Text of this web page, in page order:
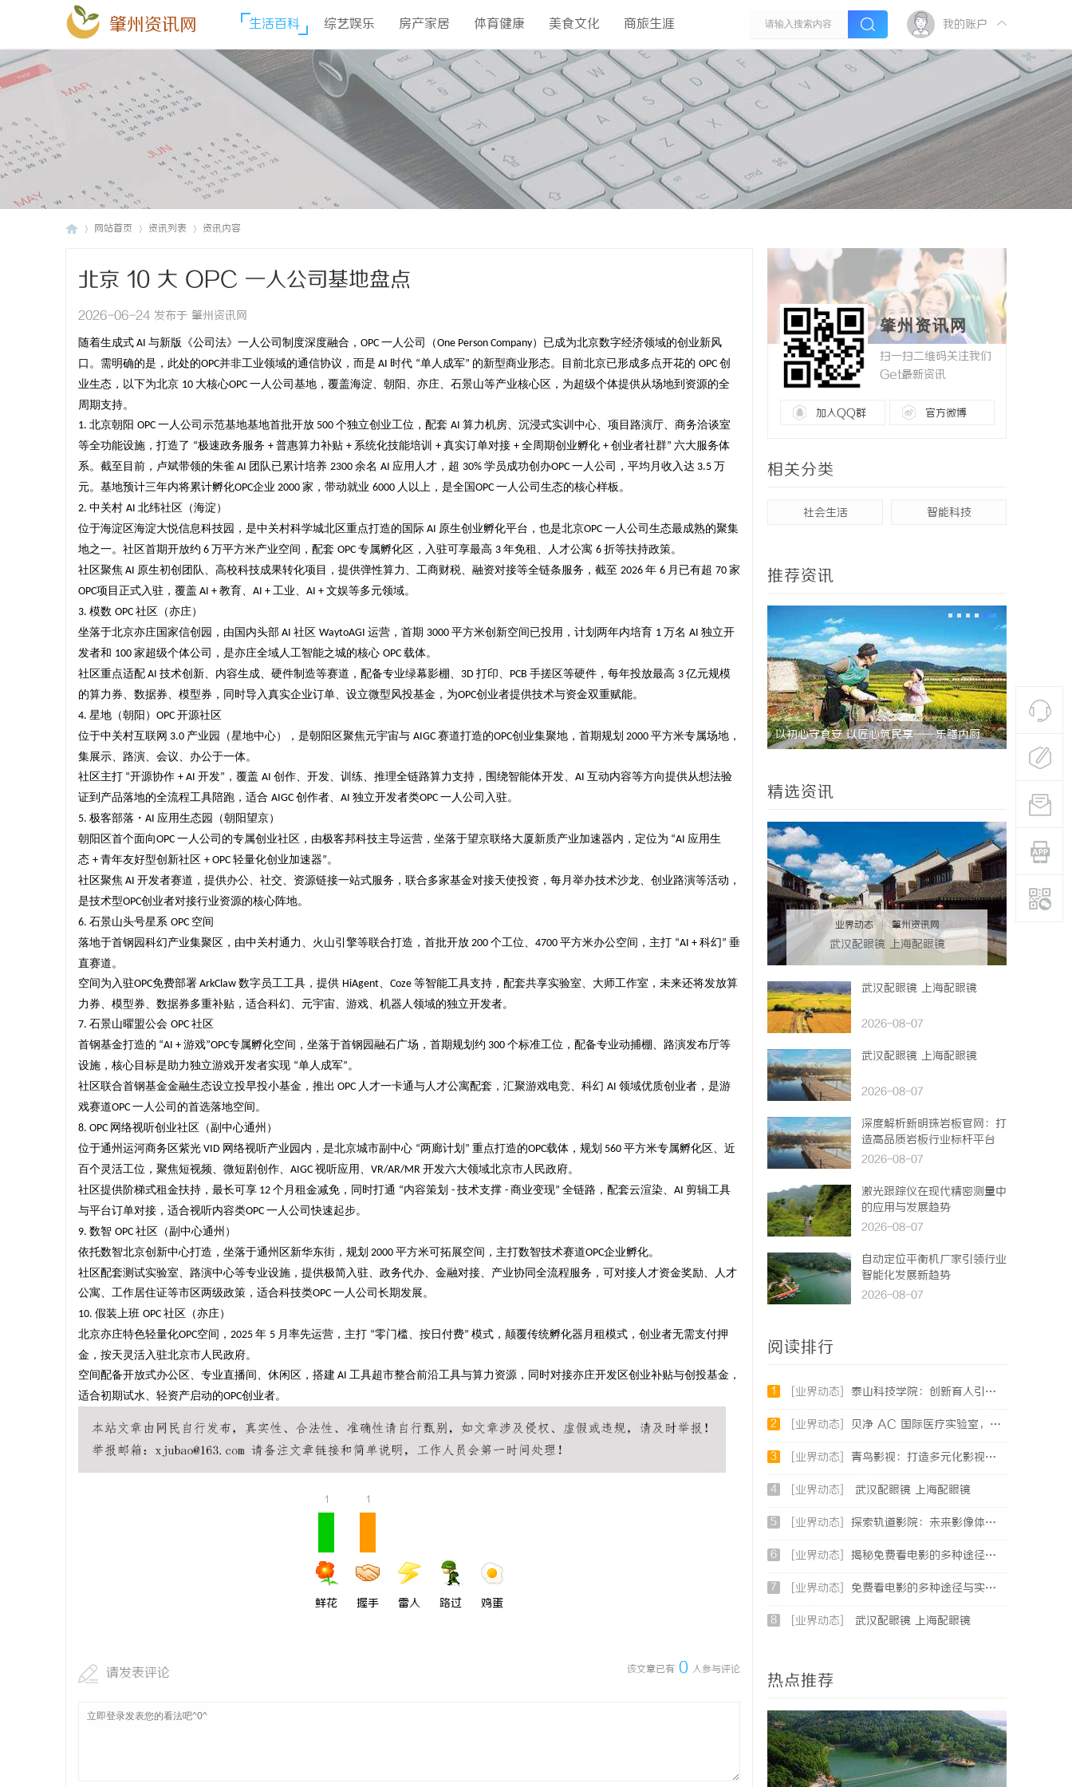
肇州资讯网 生活百科 综艺娱乐 房产家居 体育健康 美食文化 商旅生涯 我的账户
网站首页 资讯列表 资讯内容
北京 10 大 OPC 一人公司基地盘点
2026-06-24 发布于 肇州资讯网
随着生成式 AI 与新版《公司法》一人公司制度深度融合， OPC 一人公司 （One Person Company）已成为北京数字经济领域的创业新风
口。需明确的是，此处的OPC并非工业领域的通信协议，而是 AI 时代 “单人成军” 的新型商业形态。目前北京已形成多点开花的 OPC 创
业生态，以下为北京 10 大核心OPC 一人公司 基地，覆盖海淀、朝阳、亦庄、石景山等产业核心区，为超级个体提供从场地到资源的全
周期支持。
1. 北京朝阳 OPC 一人公司示范基地基地首批开放 500 个独立创业工位，配套 AI 算力机房、沉浸式实训中心、项目路演厅、商务洽谈室
等全功能设施，打造了 “极速政务服务 + 普惠算力补贴 + 系统化技能培训 + 真实订单对接 + 全周期创业孵化 + 创业者社群” 六大服务体
系。截至目前， 卢斌带领的朱雀 AI 团队已累计培养 2300 余名 AI 应用人才，超 30% 学员成功创办OPC 一人公司 ，平均月收入达 3.5 万
元。基地预计三年内将累计孵化OPC企业 2000 家，带动就业 6000 人以上，是全国 OPC 一人公司 生态的核心样板。
2. 中关村 AI 北纬社区（海淀）
位于海淀区海淀大悦信息科技园，是中关村科学城北区重点打造的国际 AI 原生创业孵化平台，也是北京OPC 一人公司 生态最成熟的聚集
地之一。社区首期开放约 6 万平方米产业空间，配套 OPC 专属孵化区，入驻可享最高 3 年免租、人才公寓 6 折等扶持政策。
社区聚焦 AI 原生初创团队、高校科技成果转化项目，提供弹性算力、工商财税、融资对接等全链条服务，截至 2026 年 6 月已有超 70 家
OPC项目正式入驻，覆盖 AI + 教育、 AI + 工业、 AI + 文娱等多元领域。
3. 模数 OPC 社区（亦庄）
坐落于北京亦庄国家信创园，由国内头部 AI 社区 WaytoAGI 运营，首期 3000 平方米创新空间已投用，计划两年内培育 1 万名 AI 独立开
发者和 100 家超级个体公司，是亦庄全域人工智能之城的核心 OPC 载体。
社区重点适配 AI 技术创新、内容生成、硬件制造等赛道，配备专业绿幕影棚、 3D 打印、 PCB 手搓区等硬件，每年投放最高 3 亿元规模
的算力券、数据券、模型券，同时导入真实企业订单、设立微型风投基金，为OPC创业者提供技术与资金双重赋能。
4. 星地（朝阳） OPC 开源社区
位于中关村互联网 3.0 产业园（星地中心），是朝阳区聚焦元宇宙与 AIGC 赛道打造的OPC创业集聚地，首期规划 2000 平方米专属场地，
集展示、路演、会议、办公于一体。
社区主打 “开源协作 + AI 开发” ，覆盖 AI 创作、开发、训练、推理全链路算力支持，围绕智能体开发、 AI 互动内容等方向提供从想法验
证到产品落地的全流程工具陪跑，适合 AIGC 创作者、 AI 独立开发者类OPC 一人公司 入驻。
5. 极客部落・ AI 应用生态园（朝阳望京）
朝阳区首个面向OPC 一人公司 的专属创业社区，由极客邦科技主导运营，坐落于望京联络大厦新质产业加速器内，定位为 “AI 应用生
态 + 青年友好型创新社区 + OPC 轻量化创业加速器”。
社区聚焦 AI 开发者赛道，提供办公、社交、资源链接一站式服务，联合多家基金对接天使投资，每月举办技术沙龙、创业路演等活动，
是技术型OPC创业者对接行业资源的核心阵地。
6. 石景山头号星系 OPC 空间
落地于首钢园科幻产业集聚区，由中关村通力、火山引擎等联合打造，首批开放 200 个工位、 4700 平方米办公空间，主打 “AI + 科幻” 垂
直赛道。
空间为入驻OPC免费部署 ArkClaw 数字员工工具，提供 HiAgent、 Coze 等智能工具支持，配套共享实验室、大师工作室，未来还将发放算
力券、模型券、数据券多重补贴，适合科幻、元宇宙、游戏、机器人领域的独立开发者。
7. 石景山曜盟公会 OPC 社区
首钢基金打造的 “AI + 游戏”OPC专属孵化空间，坐落于首钢园融石广场，首期规划约 300 个标准工位，配备专业动捕棚、路演发布厅等
设施，核心目标是助力独立游戏开发者实现 “单人成军”。
社区联合首钢基金金融生态设立投早投小基金，推出 OPC 人才一卡通与人才公寓配套，汇聚游戏电竞、科幻 AI 领域优质创业者，是游
戏赛道OPC 一人公司 的首选落地空间。
8. OPC 网络视听创业社区（副中心通州）
位于通州运河商务区紫光 VID 网络视听产业园内，是北京城市副中心 “两廊计划 ” 重点打造的OPC载体，规划 560 平方米专属孵化区、近
百个灵活工位，聚焦短视频、微短剧创作、 AIGC 视听应用、 VR/AR/MR 开发六大领域北京市人民政府。
社区提供阶梯式租金扶持，最长可享 12 个月租金减免，同时打通 “内容策划 - 技术支撑 - 商业变现” 全链路，配套云渲染、 AI 剪辑工具
与平台订单对接，适合视听内容类OPC 一人公司快速起步。
9. 数智 OPC 社区（副中心通州）
依托数智北京创新中心打造，坐落于通州区新华东街，规划 2000 平方米可拓展空间，主打数智技术赛道OPC企业孵化。
社区配套测试实验室、路演中心等专业设施，提供极简入驻、政务代办、金融对接、产业协同全流程服务，可对接人才资金奖励、人才
公寓、工作居住证等市区两级政策，适合科技类OPC 一人公司 长期发展。
10. 假装上班 OPC 社区（亦庄）
北京亦庄特色轻量化OPC空间， 2025 年 5 月率先运营，主打 “零门槛、按日付费” 模式，颠覆传统孵化器月租模式，创业者无需支付押
金，按天灵活入驻北京市人民政府。
空间配备开放式办公区、专业直播间、休闲区，搭建 AI 工具超市整合前沿工具与算力资源，同时对接亦庄开发区创业补贴与创投基金，
适合初期试水、轻资产启动的OPC创业者。
1
鲜花
1
握手 雷人 路过 鸡蛋
该文章已有 0 人参与评论
请发表评论
肇州资讯网
扫一扫二维码关注我们
Get最新资讯
加入QQ群 官方微博
相关分类
社会生活 智能科技
推荐资讯
揭秘！专业充电桩项目软件开发商，究竟藏着
哪些行业秘诀？
购买商标：企业品牌布局的关键策略 激光切割系列：技术的崛起与应用前景 以初心守食安 以匠心筑民享——乐膳内厨
康餐饮之道
精选资讯
业界动态 | 肇州资讯网
武汉配眼镜 上海配眼镜
武汉配眼镜 上海配眼镜
2026-08-07
武汉配眼镜 上海配眼镜
2026-08-07
深度解析新明珠岩板官网：打
造高品质岩板行业标杆平台
2026-08-07
激光跟踪仪在现代精密测量中
的应用与发展趋势
2026-08-07
自动定位平衡机厂家引领行业
智能化发展新趋势
2026-08-07
阅读排行
1 [业界动态] 泰山科技学院：创新育人引领未来科技发展新高地
2 [业界动态] 贝净 AC 国际医疗实验室，标准化研发体系全解析
3 [业界动态] 青鸟影视：打造多元化影视娱乐生态的先锋平台
4 [业界动态] 武汉配眼镜 上海配眼镜
5 [业界动态] 探索轨道影院：未来影像体验的新纪元
6 [业界动态] 揭秘免费看电影的多种途径及注意事项详解
7 [业界动态] 免费看电影的多种途径与实用攻略详解
8 [业界动态] 武汉配眼镜 上海配眼镜
热点推荐